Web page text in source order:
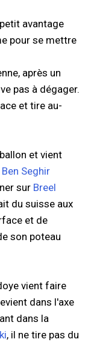
avantage
pour se mettre
après un
pas à dégager.
et tire au-
et vient
Seghir
sur Breel
du suisse aux
et de
son poteau
vient faire
dans l'axe
dans la
, il ne tire pas du